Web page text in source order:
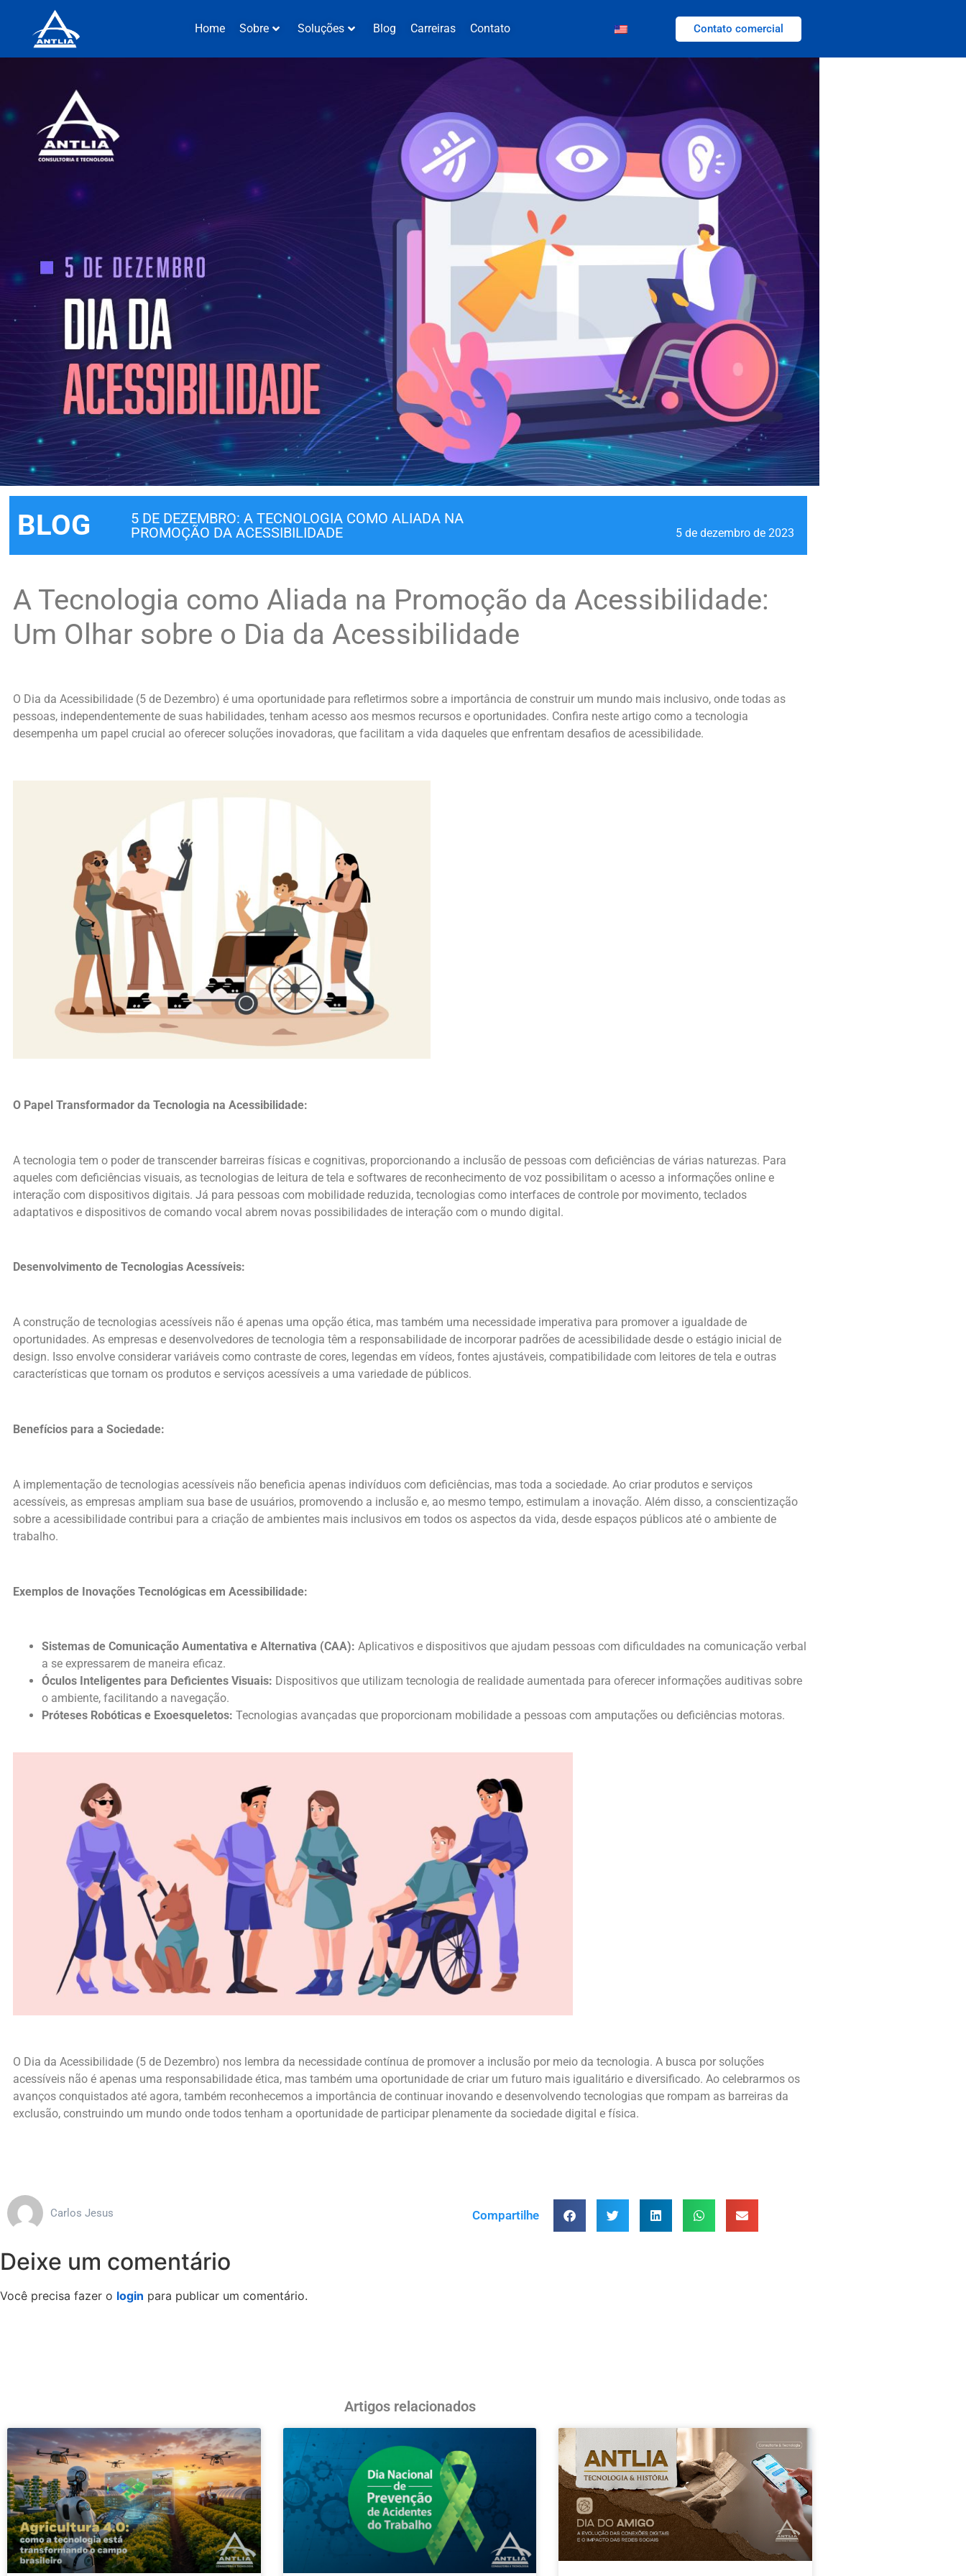
Home Sobre Soluções Blog Carreiras Contato Contato comercial
BLOG
5 DE DEZEMBRO: A TECNOLOGIA COMO ALIADA NA
PROMOÇÃO DA ACESSIBILIDADE
5 de dezembro de 2023
A Tecnologia como Aliada na Promoção da Acessibilidade:
Um Olhar sobre o Dia da Acessibilidade
O Dia da Acessibilidade (5 de Dezembro) é uma oportunidade para refletirmos sobre a importância de construir um mundo mais inclusivo, onde todas as
pessoas, independentemente de suas habilidades, tenham acesso aos mesmos recursos e oportunidades. Confira neste artigo como a tecnologia
desempenha um papel crucial ao oferecer soluções inovadoras, que facilitam a vida daqueles que enfrentam desafios de acessibilidade.
O Papel Transformador da Tecnologia na Acessibilidade:
A tecnologia tem o poder de transcender barreiras físicas e cognitivas, proporcionando a inclusão de pessoas com deficiências de várias naturezas. Para
aqueles com deficiências visuais, as tecnologias de leitura de tela e softwares de reconhecimento de voz possibilitam o acesso a informações online e
interação com dispositivos digitais. Já para pessoas com mobilidade reduzida, tecnologias como interfaces de controle por movimento, teclados
adaptativos e dispositivos de comando vocal abrem novas possibilidades de interação com o mundo digital.
Desenvolvimento de Tecnologias Acessíveis:
A construção de tecnologias acessíveis não é apenas uma opção ética, mas também uma necessidade imperativa para promover a igualdade de
oportunidades. As empresas e desenvolvedores de tecnologia têm a responsabilidade de incorporar padrões de acessibilidade desde o estágio inicial de
design. Isso envolve considerar variáveis como contraste de cores, legendas em vídeos, fontes ajustáveis, compatibilidade com leitores de tela e outras
características que tornam os produtos e serviços acessíveis a uma variedade de públicos.
Benefícios para a Sociedade:
A implementação de tecnologias acessíveis não beneficia apenas indivíduos com deficiências, mas toda a sociedade. Ao criar produtos e serviços
acessíveis, as empresas ampliam sua base de usuários, promovendo a inclusão e, ao mesmo tempo, estimulam a inovação. Além disso, a conscientização
sobre a acessibilidade contribui para a criação de ambientes mais inclusivos em todos os aspectos da vida, desde espaços públicos até o ambiente de
trabalho.
Exemplos de Inovações Tecnológicas em Acessibilidade:
Sistemas de Comunicação Aumentativa e Alternativa (CAA): Aplicativos e dispositivos que ajudam pessoas com dificuldades na comunicação verbal
a se expressarem de maneira eficaz.
Óculos Inteligentes para Deficientes Visuais: Dispositivos que utilizam tecnologia de realidade aumentada para oferecer informações auditivas sobre
o ambiente, facilitando a navegação.
Próteses Robóticas e Exoesqueletos: Tecnologias avançadas que proporcionam mobilidade a pessoas com amputações ou deficiências motoras.
O Dia da Acessibilidade (5 de Dezembro) nos lembra da necessidade contínua de promover a inclusão por meio da tecnologia. A busca por soluções
acessíveis não é apenas uma responsabilidade ética, mas também uma oportunidade de criar um futuro mais igualitário e diversificado. Ao celebrarmos os
avanços conquistados até agora, também reconhecemos a importância de continuar inovando e desenvolvendo tecnologias que rompam as barreiras da
exclusão, construindo um mundo onde todos tenham a oportunidade de participar plenamente da sociedade digital e física.
Carlos Jesus Compartilhe
Deixe um comentário
Você precisa fazer o login para publicar um comentário.
Artigos relacionados